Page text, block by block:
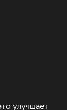
улучшает